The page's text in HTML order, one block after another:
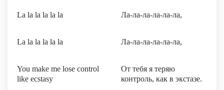
La la la la la la Ла-ла-ла-ла-ла-ла,
La la la la la la Ла-ла-ла-ла-ла-ла,
You make me lose control
like ecstasy
От тебя я теряю
контроль, как в экстазе.